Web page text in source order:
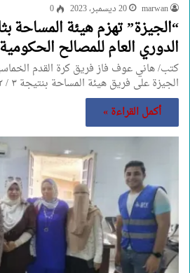
marwan 20 ديسمبر، 2023 0
“الجيزة” تهزم هيئة المساحة
الدوري العام للمصالح
كتب/ هاني عوف فاز فريق كرة القدم
الجيزة على فريق هيئة المساحة بنتيجة ٣ / ٢…
أكمل القراءة »